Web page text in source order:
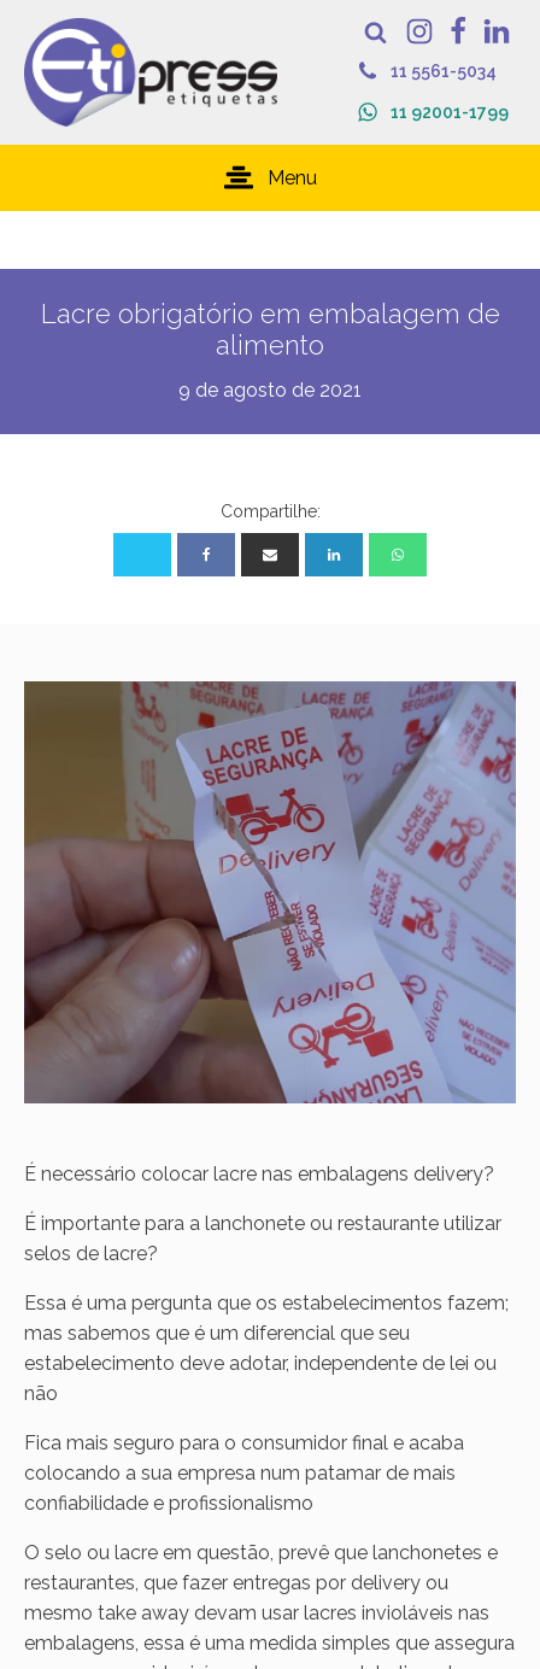
11 5561-5034
11 92001-1799
Menu
Lacre obrigatório em embalagem de
alimento
9 de agosto de 2021
Compartilhe:
É necessário colocar lacre nas embalagens delivery?
É importante para a lanchonete ou restaurante utilizar
selos de lacre?
Essa é uma pergunta que os estabelecimentos fazem;
mas sabemos que é um diferencial que seu
estabelecimento deve adotar, independente de lei ou
não
Fica mais seguro para o consumidor final e acaba
colocando a sua empresa num patamar de mais
confiabilidade e profissionalismo
O selo ou lacre em questão, prevê que lanchonetes e
restaurantes, que fazer entregas por delivery ou
mesmo take away devam usar lacres invioláveis nas
embalagens, essa é uma medida simples que assegura